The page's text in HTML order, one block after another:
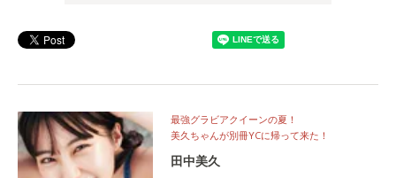
最強グラビアクイーンの夏！
美久ちゃんが別冊YCに帰って来た！
田中美久